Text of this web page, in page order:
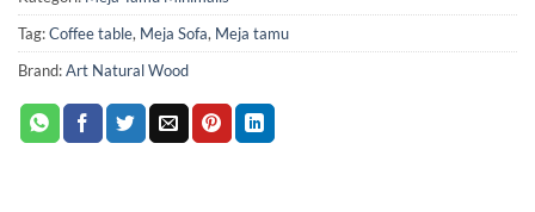
Tag:Coffee table, Meja Sofa, Meja tamu
Brand:Art Natural Wood